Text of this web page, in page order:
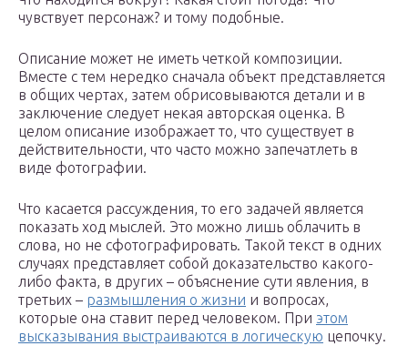
чувствует персонаж? и тому подобные.
Описание может не иметь четкой композиции.
Вместе с тем нередко сначала объект представляется
в общих чертах, затем обрисовываются детали и в
заключение следует некая авторская оценка. В
целом описание изображает то, что существует в
действительности, что часто можно запечатлеть в
виде фотографии.
Что касается рассуждения, то его задачей является
показать ход мыслей. Это можно лишь облачить в
слова, но не сфотографировать. Такой текст в одних
случаях представляет собой доказательство какого-
либо факта, в других – объяснение сути явления, в
третьих – размышления о жизни и вопросах,
которые она ставит перед человеком. При этом
высказывания выстраиваются в логическую цепочку.